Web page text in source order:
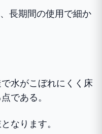
長期間の使用で細か
水がこぼれにくく床
である。
なります。